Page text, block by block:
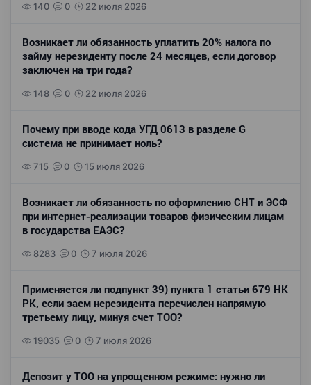
140 0 22 июля 2026
Возникает ли обязанность уплатить 20% налога по
займу нерезиденту после 24 месяцев, если договор
заключен на три года?
148 0 22 июля 2026
Почему при вводе кода УГД 0613 в разделе G
система не принимает ноль?
715 0 15 июля 2026
Возникает ли обязанность по оформлению СНТ и ЭСФ
при интернет-реализации товаров физическим лицам
в государства ЕАЭС?
8283 0 7 июля 2026
Применяется ли подпункт 39) пункта 1 статьи 679 НК
РК, если заем нерезидента перечислен напрямую
третьему лицу, минуя счет ТОО?
19035 0 7 июля 2026
Депозит у ТОО на упрощенном режиме: нужно ли